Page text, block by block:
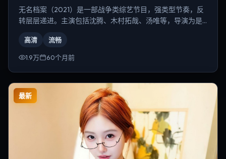
无名档案（2021）是一部战争类综艺节目，强类型节奏，反
转层层递进。主演包括沈腾、木村拓哉、汤唯等，导演为是
高清 流畅
1.9万 60个月前
最新